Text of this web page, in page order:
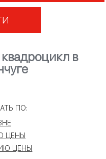
в
ПО:
ЦЕНЫ
ЦЕНЫ